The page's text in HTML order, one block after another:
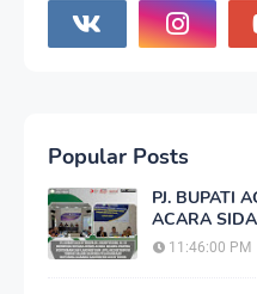
Popular Posts
PJ. BUPATI
ACARA
11:46:00 PM